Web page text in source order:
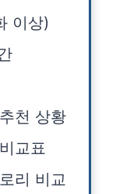
이상)
천 상황
교표
리 비교